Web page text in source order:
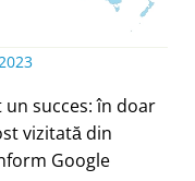
succes: în doar
vizitată din
Google